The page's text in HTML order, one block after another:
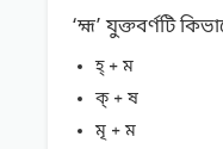
‘হ্ম’ যুক্তবর্ণটি
হ্ + ম
ক্ + ষ
মৃ + ম